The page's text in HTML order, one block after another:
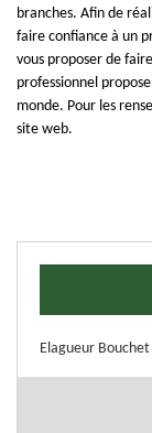
branches. Afin de
faire confiance à un
vous proposer de
professionnel
monde. Pour les
site web.
Elagueur Bouchet